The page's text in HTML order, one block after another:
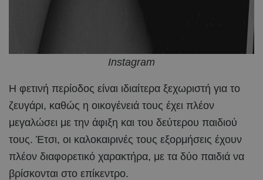
Instagram
Η φετινή περίοδος είναι ιδιαίτερα ξεχωριστή για το
ζευγάρι, καθώς η οικογένειά τους έχει πλέον
μεγαλώσει με την άφιξη και του δεύτερου παιδιού
τους. Έτσι, οι καλοκαιρινές τους εξορμήσεις έχουν
πλέον διαφορετικό χαρακτήρα, με τα δύο παιδιά να
βρίσκονται στο επίκεντρο.